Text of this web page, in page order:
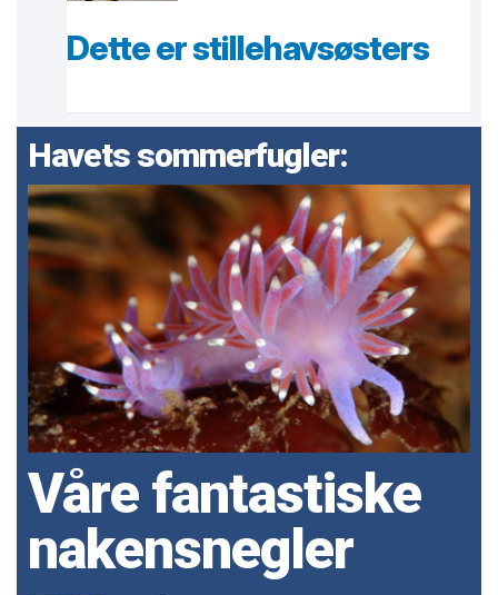
Dette er stillehavsøsters
Havets sommerfugler:
Våre fantastiske
nakensnegler